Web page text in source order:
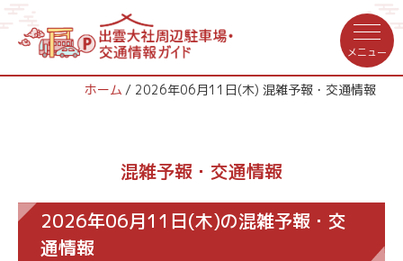
ホーム 2026年06月11日(木) 混雑予報・交通情報
混雑予報・交通情報
2026年06月11日(木)の混雑予報・交
通情報